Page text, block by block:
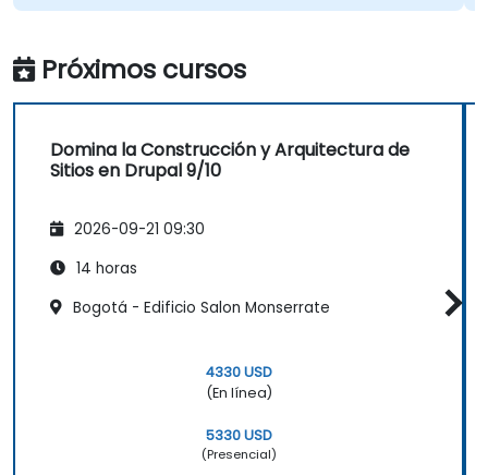
Próximos cursos
Domina la Construcción y Arquitectura de
Sitios en Drupal 9/10
2026-09-21 09:30
14 horas
Bogotá - Edificio Salon Monserrate
4330 USD
(En línea)
5330 USD
(Presencial)